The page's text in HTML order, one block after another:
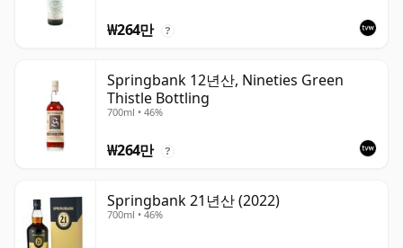
₩264만 ?
Springbank 12년산, Nineties Green
Thistle Bottling
700ml • 46%
₩264만 ?
Springbank 21년산 (2022)
700ml • 46%